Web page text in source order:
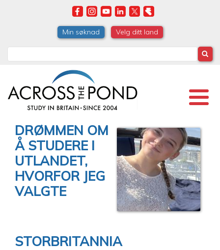
Min søknad Velg ditt land
DRØMMEN OM
Å STUDERE I
UTLANDET,
HVORFOR JEG
VALGTE
STORBRITANNIA